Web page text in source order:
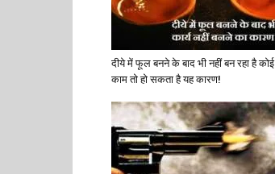
दीये में फूल बनने के बाद भी नहीं बन रहा है कोई
काम तो हो सकता है यह कारण!